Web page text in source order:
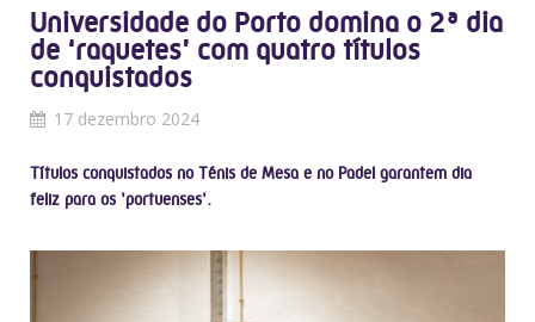
Universidade do Porto domina o 2ª dia
de ‘raquetes’ com quatro títulos
conquistados
17 dezembro 2024
Títulos conquistados no Ténis de Mesa e no Padel garantem dia
feliz para os 'portuenses'.